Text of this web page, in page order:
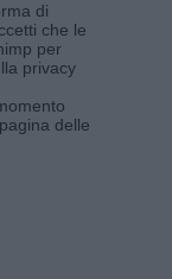
di
che le
per
privacy
delle